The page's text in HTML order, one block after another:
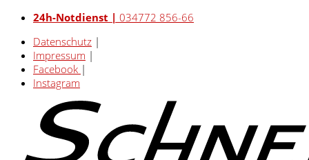
24h-Notdienst | 034772 856-66
Datenschutz |
Impressum |
Facebook |
Instagram